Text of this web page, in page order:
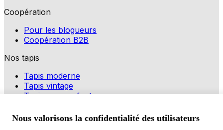
Coopération
Pour les blogueurs
Coopération B2B
Nos tapis
Tapis moderne
Tapis vintage
Tapis pour enfants
Modes de paiement
Nous valorisons la confidentialité des utilisateurs